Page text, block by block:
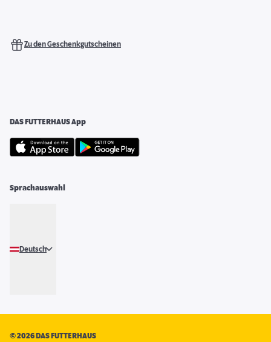
Zu den Geschenkgutscheinen
DAS FUTTERHAUS App
Sprachauswahl
Deutsch
©2026 DAS FUTTERHAUS